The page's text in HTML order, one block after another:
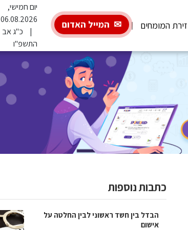
זירת המומחים המייל האדום
יום חמישי,
06.08.2026
כ"ג אב
התשפ"ו
כתבות נוספות
הבדל בין חשד ראשוני לבין החלטה על
אישום